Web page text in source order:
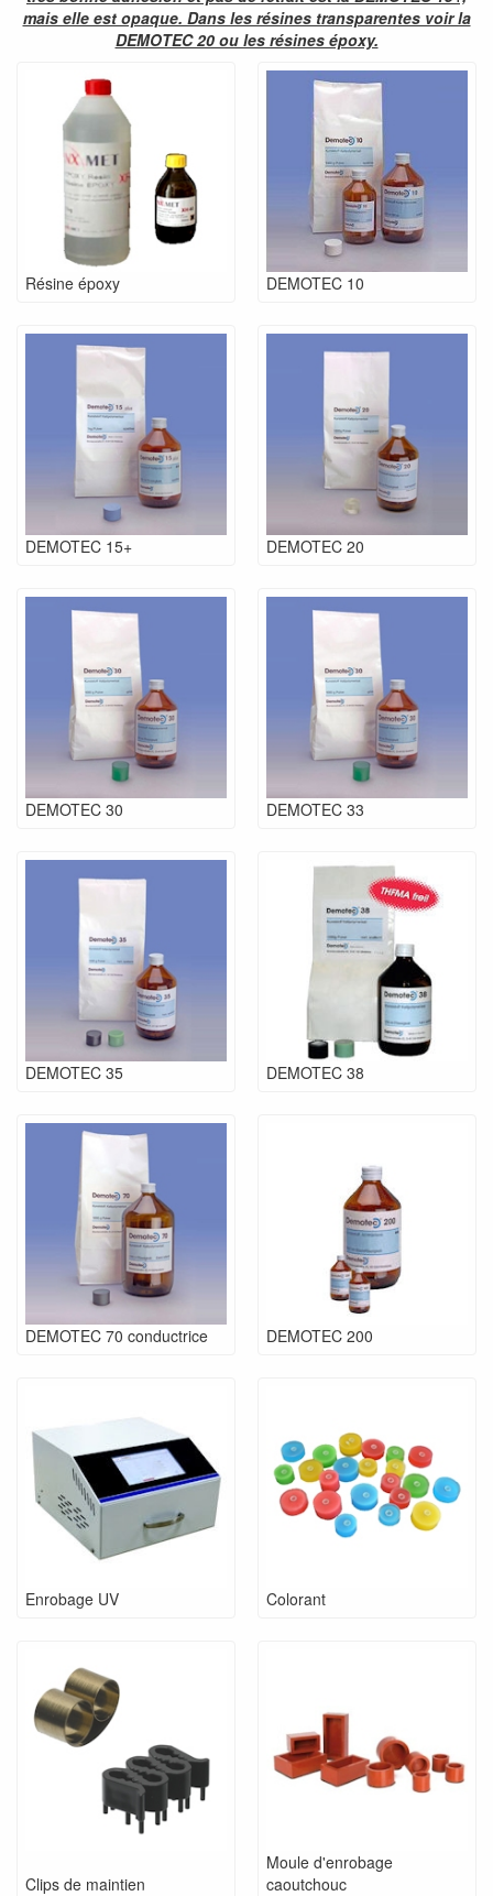
mais elle est opaque. Dans les résines transparentes voir la
DEMOTEC 20 ou les résines époxy.
Résine époxy DEMOTEC 10
DEMOTEC 15+ DEMOTEC 20
DEMOTEC 30 DEMOTEC 33
DEMOTEC 35 DEMOTEC 38
DEMOTEC 70 conductrice DEMOTEC 200
Enrobage UV Colorant
Clips de maintien
Moule d'enrobage
caoutchouc